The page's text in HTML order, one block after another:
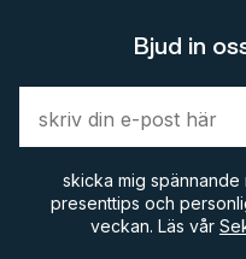
Bjud in
skicka mig
presenttips och
veckan. Läs vår